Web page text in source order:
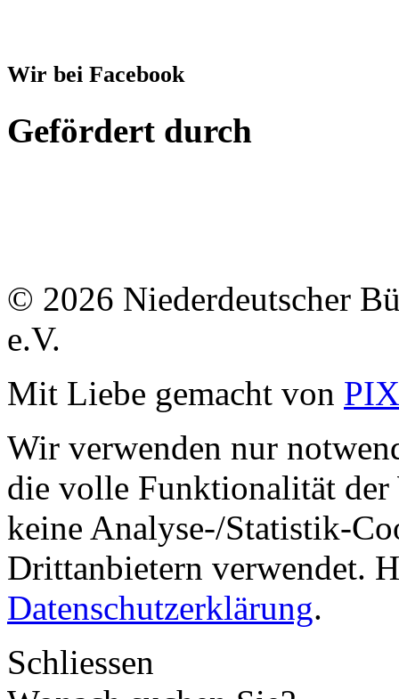
Wir bei Facebook
Gefördert durch
© 2026 Niederdeutscher
e.V.
Mit Liebe gemacht von
Wir verwenden nur
die volle Funktionalität der
keine Analyse-/Statistik-
Drittanbietern verwendet.
Datenschutzerklärung.
Schliessen